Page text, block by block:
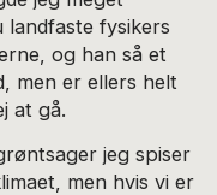
landfaste fysikers
og han så et
men er ellers helt
at gå.
jeg spiser
men hvis vi er